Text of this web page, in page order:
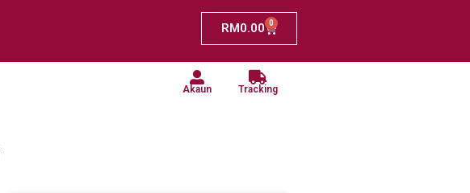
RM0.00 0
Akaun Tracking